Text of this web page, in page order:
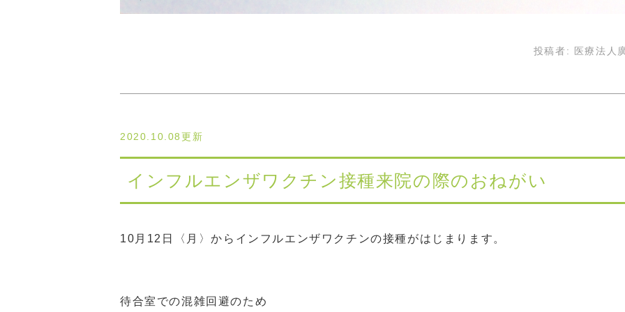
投稿者: 医療法人
2020.10.08更新
インフルエンザワクチン接種来院の際のおねがい
10月12日〈月〉からインフルエンザワクチンの接種がはじまります。
待合室での混雑回避のため